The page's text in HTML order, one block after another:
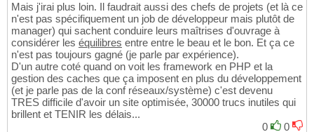
Mais j'irai plus loin. Il faudrait aussi des chefs de projets (et là ce
n'est pas spécifiquement un job de développeur mais plutôt de
manager) qui sachent conduire leurs maîtrises d'ouvrage à
considérer les équilibres entre entre le beau et le bon. Et ça ce
n'est pas toujours gagné (je parle par expérience).
D'un autre coté quand on voit les framework en PHP et la
gestion des caches que ça imposent en plus du développement
(et je parle pas de la conf réseaux/système) c'est devenu
TRES difficile d'avoir un site optimisée, 30000 trucs inutiles qui
brillent et TENIR les délais...
0
0